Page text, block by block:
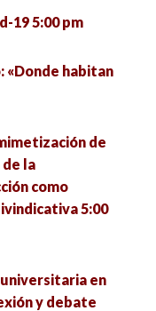
19 5:00 pm
«Donde habitan
de
la
como
5:00
en
y debate